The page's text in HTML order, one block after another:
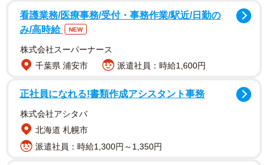
こでは棋士仲間とともに練習中の2人の姿がありました。囲
碁界では男女混合戦が主流で、女子の大会は存在します
が、男子のみの大会はないといいます。つまり、2人は夫婦
であると同時にライバルでもあるのです。
2人について棋士仲間に尋ねたところ、「相当なビッグカッ
プル」との声が寄せられました。現在、囲碁界には26組の
棋士夫婦がいるそうですが、夫婦そろって優勝タイトルを
獲得しているケースは相当な偉業だといいます。しかもプ
看護業務/医療事務/受付・事務作業/駅近/日勤の
み/高時給
NEW
株式会社スーパーナース
千葉県 浦安市
派遣社員：時給1,600円
正社員になれる!書類作成アシスタント事務
株式会社アシタバ
北海道 札幌市
派遣社員：時給1,300円～1,350円